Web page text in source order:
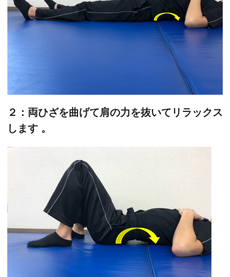
２：両ひざを曲げて肩の力を抜いてリラックス
します 。